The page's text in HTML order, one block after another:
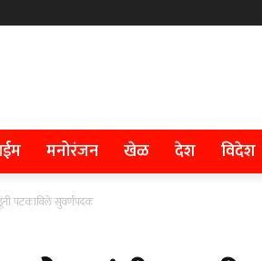
मनोरंजन खेळ देश विदेश
पटकाविले सुवर्णपदक